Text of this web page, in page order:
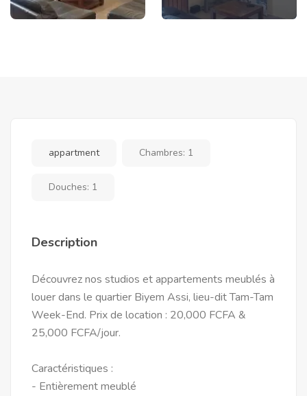
appartment Chambres: 1
Douches: 1
Description
Découvrez nos studios et appartements meublés à
louer dans le quartier Biyem Assi, lieu-dit Tam-Tam
Week-End. Prix de location : 20,000 FCFA &
25,000 FCFA/jour.
Caractéristiques :
- Entièrement meublé